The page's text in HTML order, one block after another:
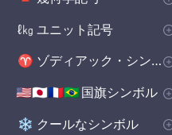
🔺 基本図形
⬟ ポリゴンシンボル
■ 立体図形記号
ℓ㎏ ユニット記号
📏 体積単位 記号
μ マイクロ単位記号
♈ ゾディアック・シンボル
♈ 西洋の星座シンボル
🇺🇸🇯🇵🇫🇷🇧🇷 国旗シンボル
の 国のシンボル
🇺🇸🇬🇧🇨🇳国旗シンボル
❄️ クールなシンボル